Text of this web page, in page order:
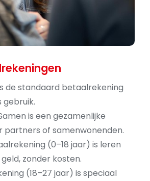
de standaard betaalrekening
gebruik.
is een gezamenlijke
partners of samenwonenden.
(0–18 jaar) is leren
zonder kosten.
(18–27 jaar) is speciaal